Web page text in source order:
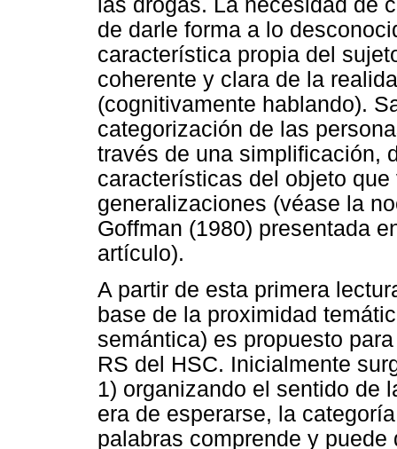
de darle forma a lo
característica propia del
coherente y clara de la
(cognitivamente hablando).
categorización de las
través de una simplificación,
características del objeto
generalizaciones (véase la
Goffman (1980) presentada
artículo).
A partir de esta primera
base de la proximidad
semántica) es propuesto
RS del HSC. Inicialmente
1) organizando el sentido de
era de esperarse, la
palabras comprende y